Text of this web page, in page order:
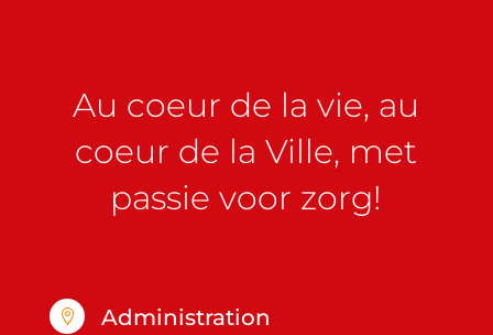
Au coeur de la vie, au
coeur de la Ville, met
passie voor zorg!
 Administration